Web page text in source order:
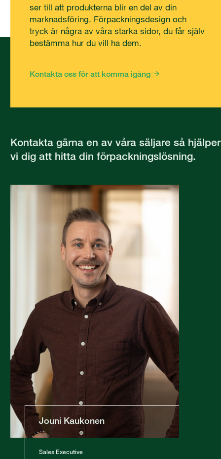
ser till att produkterna blir en del av din
marknadsföring. Förpackningsdesign och
tryck är några av våra starka sidor, du får själv
bestämma hur du vill ha dem.
Kontakta oss för att komma igång
Kontakta gärna en av våra säljare så hjälper
vi dig att hitta din förpackningslösning.
Jouni Kaukonen
Sales Executive